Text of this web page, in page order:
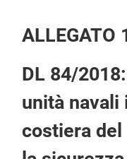
ALLEGATO
DL 84/
unità navali
costiera